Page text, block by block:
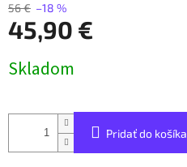
56 € –18 %
45,90 €
cena:
Skladom
Pridať do košíka